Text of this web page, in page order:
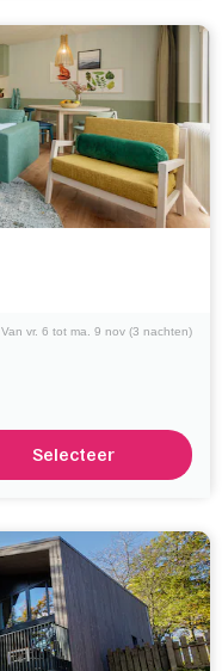
Van vr. 6 tot ma. 9 nov (3 nachten)
Selecteer